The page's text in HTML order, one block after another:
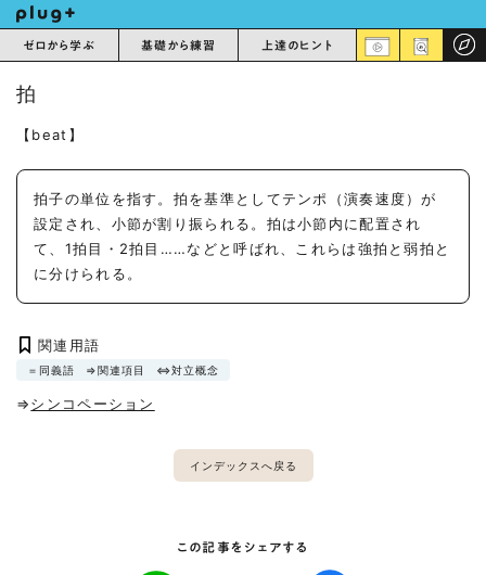
ゼロから学ぶ 基礎から練習 上達のヒント
拍
【beat】
拍子の単位を指す。拍を基準としてテンポ（演奏速度）が
設定され、小節が割り振られる。拍は小節内に配置され
て、1拍目・2拍目……などと呼ばれ、これらは強拍と弱拍と
に分けられる。
関連用語
＝同義語 ⇒関連項目 ⇔対立概念
⇒シンコペーション
インデックスへ戻る
この記事をシェアする